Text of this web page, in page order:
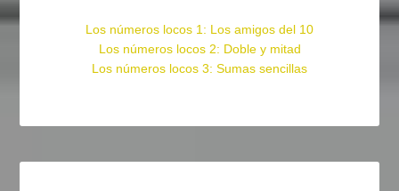
Los números locos 1: Los amigos del 10
Los números locos 2: Doble y mitad
Los números locos 3: Sumas sencillas